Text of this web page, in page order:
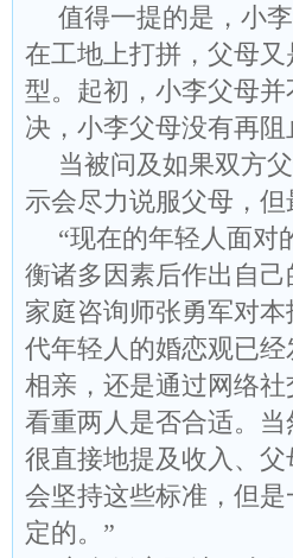
值得一提的是，小
在工地上打拼，父母
型。起初，小李父母
决，小李父母没有再阻
当被问及如果双方
示会尽力说服父母，
“现在的年轻人面对
衡诸多因素后作出自
家庭咨询师张勇军对
代年轻人的婚恋观已
相亲，还是通过网络
看重两人是否合适。
很直接地提及收入、
会坚持这些标准，但
定的。”